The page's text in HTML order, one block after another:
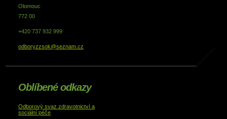
Olomouc
772 00
+420 737 932 999
odboryzzsok@seznam.cz
Oblíbené odkazy
Odborový svaz zdravotnictví a
sociální péče